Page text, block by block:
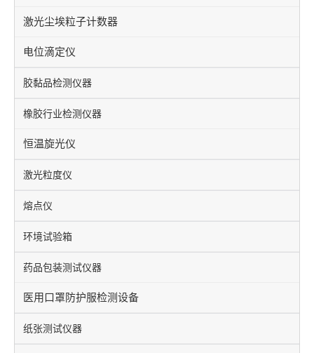
激光尘埃粒子计数器
电位滴定仪
胶黏品检测仪器
橡胶行业检测仪器
恒温旋光仪
激光粒度仪
熔点仪
环境试验箱
药品包装测试仪器
医用口罩防护服检测设备
纸张测试仪器